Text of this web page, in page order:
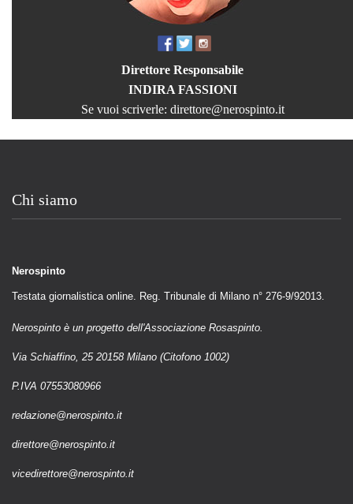
Direttore Responsabile
INDIRA FASSIONI
Se vuoi scriverle: direttore@nerospinto.it
Chi siamo
Nerospinto
Testata giornalistica online. Reg. Tribunale di Milano n° 276-9/92013.
Nerospinto è un progetto dell'Associazione Rosaspinto.
Via Schiaffino, 25 20158 Milano (Citofono 1002)
P.IVA 07553080966
redazione@nerospinto.it
direttore@nerospinto.it
vicedirettore@nerospinto.it